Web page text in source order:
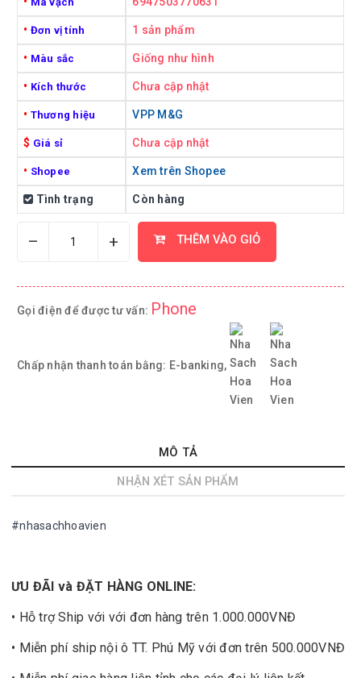
• Đơn vị tính 1 sản phẩm
• Màu sắc Giống như hình
• Kích thước Chưa cập nhật
• Thương hiệu VPP M&G
$ Giá sỉ Chưa cập nhật
• Shopee Xem trên Shopee
Tình trạng Còn hàng
– + THÊM VÀO GIỎ
Gọi điện để được tư vấn: Phone
Chấp nhận thanh toán bằng: E-banking,
MÔ TẢ
NHẬN XÉT SẢN PHẨM
#nhasachhoavien
ƯU ĐÃI và ĐẶT HÀNG ONLINE:
• Hỗ trợ Ship với với đơn hàng trên 1.000.000VNĐ
• Miễn phí ship nội ô TT. Phú Mỹ với đơn trên 500.000VNĐ